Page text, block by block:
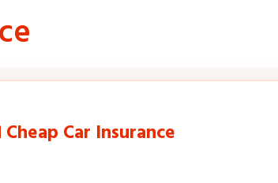
Car Insurance